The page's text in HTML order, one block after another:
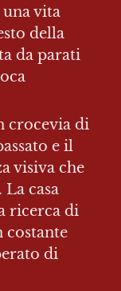
vita
della
da parati
crocevia di
e il
visiva che
casa
ricerca di
costante
di